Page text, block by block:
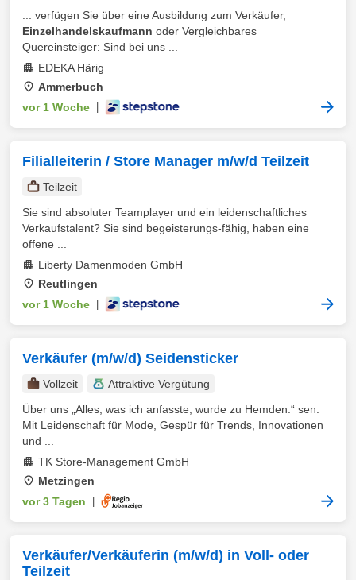
... verfügen Sie über eine Ausbildung zum Verkäufer,
Einzelhandelskaufmann oder Vergleichbares
Quereinsteiger: Sind bei uns ...
EDEKA Härig
Ammerbuch
vor 1 Woche
Filialleiterin / Store Manager m/w/d Teilzeit
Teilzeit
Sie sind absoluter Teamplayer und ein leidenschaftliches
Verkaufstalent? Sie sind begeisterungs-fähig, haben eine
offene ...
Liberty Damenmoden GmbH
Reutlingen
vor 1 Woche
Verkäufer (m/w/d) Seidensticker
Vollzeit
Attraktive Vergütung
Über uns „Alles, was ich anfasste, wurde zu Hemden.“ sen.
Mit Leidenschaft für Mode, Gespür für Trends, Innovationen
und ...
TK Store-Management GmbH
Metzingen
vor 3 Tagen
Verkäufer/Verkäuferin (m/w/d) in Voll- oder
Teilzeit